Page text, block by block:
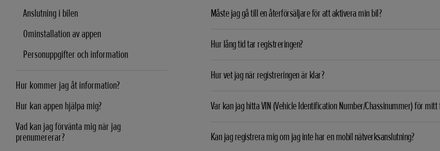
Anslutning i bilen
Ominstallation av appen
Personuppgifter och information
Hur kommer jag åt information?
Hur kan appen hjälpa mig?
Vad kan jag förvänta mig när jag
prenumererar?
Måste jag gå till en återförsäljare för att aktivera min bil?
Hur lång tid tar registreringen?
Hur vet jag när registreringen är klar?
Var kan jag hitta VIN (Vehicle Identification Number/Chassinummer) för mitt
Kan jag registrera mig om jag inte har en mobil nätverksanslutning?